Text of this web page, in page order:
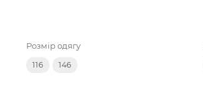
Розмір одягу
116 146